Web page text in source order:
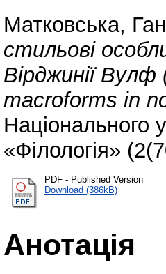
Матковська,
стильові
Вірджинії
macroforms in
Національного
«Філологія»
PDF - Published Version
Download (386kB)
Анотація